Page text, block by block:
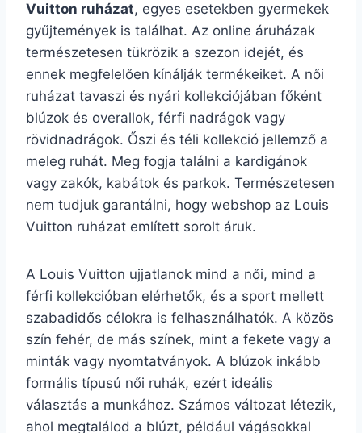
Vuitton ruházat, egyes esetekben gyermekek
gyűjtemények is találhat. Az online áruházak
természetesen tükrözik a szezon idejét, és
ennek megfelelően kínálják termékeiket. A női
ruházat tavaszi és nyári kollekciójában főként
blúzok és overallok, férfi nadrágok vagy
rövidnadrágok. Őszi és téli kollekció jellemző a
meleg ruhát. Meg fogja találni a kardigánok
vagy zakók, kabátok és parkok. Természetesen
nem tudjuk garantálni, hogy webshop az Louis
Vuitton ruházat említett sorolt áruk.
A Louis Vuitton ujjatlanok mind a női, mind a
férfi kollekcióban elérhetők, és a sport mellett
szabadidős célokra is felhasználhatók. A közös
szín fehér, de más színek, mint a fekete vagy a
minták vagy nyomtatványok. A blúzok inkább
formális típusú női ruhák, ezért ideális
választás a munkához. Számos változat létezik,
ahol megtalálod a blúzt, például vágásokkal